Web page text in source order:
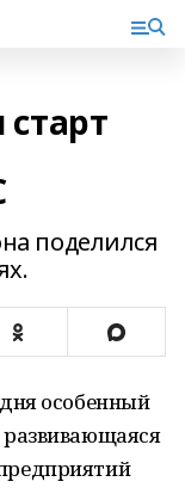
поделился
особенный